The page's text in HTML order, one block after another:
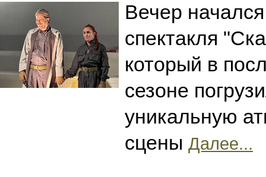
Вечер
спектакля
который в
сезоне
уникальную
сцены Далее...